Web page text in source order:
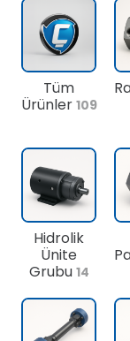
Tüm
Ürünler 109
Hidrolik
Ünite
Grubu 14